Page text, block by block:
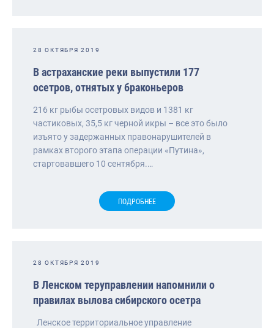
28 ОКТЯБРЯ 2019
В астраханские реки выпустили 177
осетров, отнятых у браконьеров
216 кг рыбы осетровых видов и 1381 кг
частиковых, 35,5 кг черной икры – все это было
изъято у задержанных правонарушителей в
рамках второго этапа операции «Путина»,
стартовавшего 10 сентября.…
ПОДРОБНЕЕ
28 ОКТЯБРЯ 2019
В Ленском теруправлении напомнили о
правилах вылова сибирского осетра
Ленское территориальное управление